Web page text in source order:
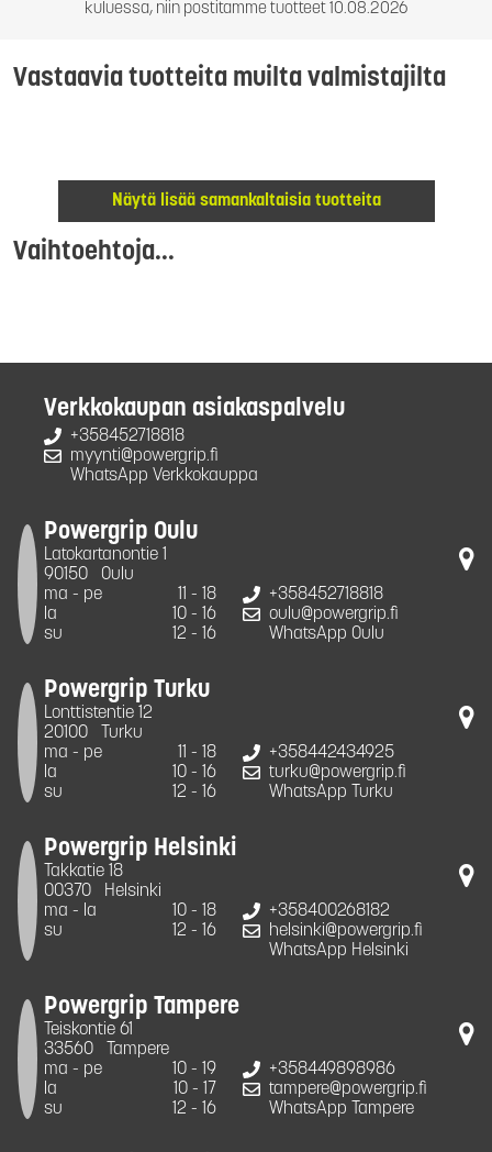
kuluessa, niin postitamme tuotteet 10.08.2026
Vastaavia tuotteita muilta valmistajilta
Näytä lisää samankaltaisia tuotteita
Vaihtoehtoja...
Verkkokaupan asiakaspalvelu
+358452718818
myynti@powergrip.fi
WhatsApp Verkkokauppa
Powergrip Oulu
Latokartanontie 1
90150
Oulu
ma - pe
11 - 18
la
10 - 16
su
12 - 16
+358452718818
oulu@powergrip.fi
WhatsApp Oulu
Powergrip Turku
Lonttistentie 12
20100
Turku
ma - pe
11 - 18
la
10 - 16
su
12 - 16
+358442434925
turku@powergrip.fi
WhatsApp Turku
Powergrip Helsinki
Takkatie 18
00370
Helsinki
ma - la
10 - 18
su
12 - 16
+358400268182
helsinki@powergrip.fi
WhatsApp Helsinki
Powergrip Tampere
Teiskontie 61
33560
Tampere
ma - pe
10 - 19
la
10 - 17
su
12 - 16
+358449898986
tampere@powergrip.fi
WhatsApp Tampere